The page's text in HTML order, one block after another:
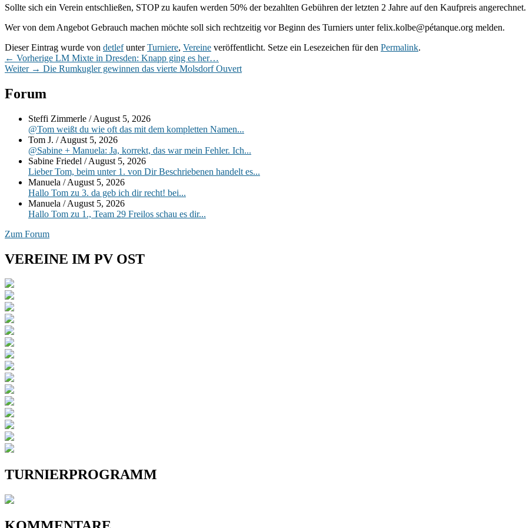
Sollte sich ein Verein entschließen, STOP zu kaufen werden 50% der bezahlten Gebühren der letzten 2 Jahre auf den Kaufpreis angerechnet.
Wer von dem Angebot Gebrauch machen möchte soll sich rechtzeitig vor Beginn des Turniers unter felix.kolbe@pétanque.org melden.
Dieser Eintrag wurde von detlefunterTurniere, Vereine veröffentlicht. Setze ein Lesezeichen für den Permalink.
Beitragsnavigation
← Vorherige Vorheriger
Beitrag:
LM Mixte in Dresden: Knapp ging es her…
Weiter → Nächster
Die Rumkugler gewinnen das vierte Molsdorf Ouvert
Primärer
Widgetbereich
Forum
Steffi Zimmerle /August 5, 2026
@Tom weißt du wie oft das mit dem kompletten Namen...
Tom J. /August 5, 2026
@Sabine + Manuela: Ja, korrekt, das war mein Fehler. Ich...
Sabine Friedel /August 5, 2026
Lieber Tom, beim unter 1. von Dir Beschriebenen handelt es...
Manuela /August 5, 2026
Hallo Tom zu 3. da geb ich dir recht! bei...
Manuela /August 5, 2026
Hallo Tom zu 1., Team 29 Freilos schau es dir...
Zum Forum
VEREINE IM PV OST
TURNIERPROGRAMM